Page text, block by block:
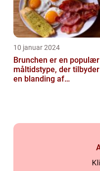
10 januar 2024
Brunchen er en populær
måltidstype, der tilbyder
en blanding af